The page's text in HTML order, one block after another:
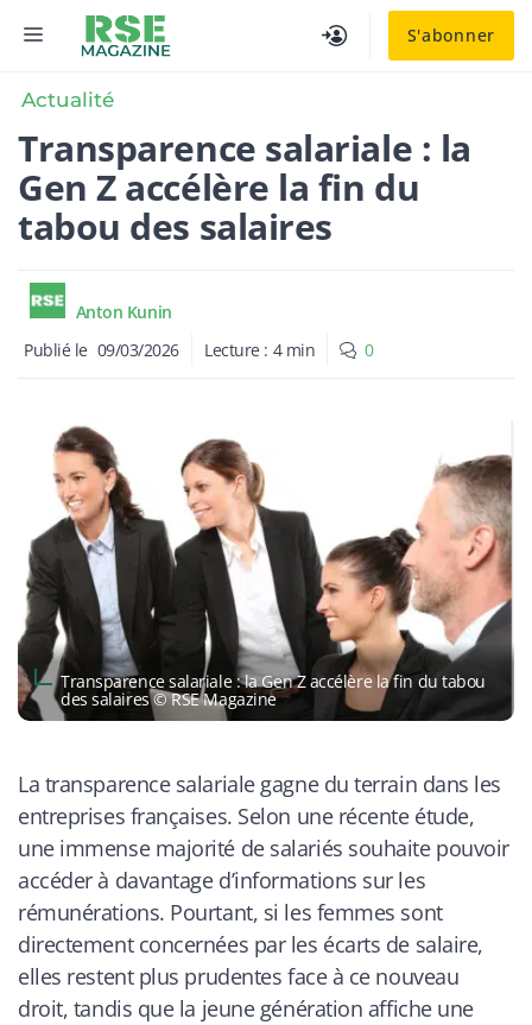
S'abonner
MENU
Actualité
Transparence salariale : la
Gen Z accélère la fin du
tabou des salaires
Anton Kunin
Publié le 09/03/2026 Lecture : 4 min 0
Transparence salariale : la Gen Z accélère la fin du tabou
des salaires © RSE Magazine
La transparence salariale gagne du terrain dans les
entreprises françaises. Selon une récente étude,
une immense majorité de salariés souhaite pouvoir
accéder à davantage d’informations sur les
rémunérations. Pourtant, si les femmes sont
directement concernées par les écarts de salaire,
elles restent plus prudentes face à ce nouveau
droit, tandis que la jeune génération affiche une